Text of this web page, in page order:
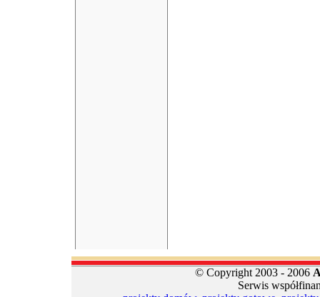
© Copyright 2003 - 2006
Serwis